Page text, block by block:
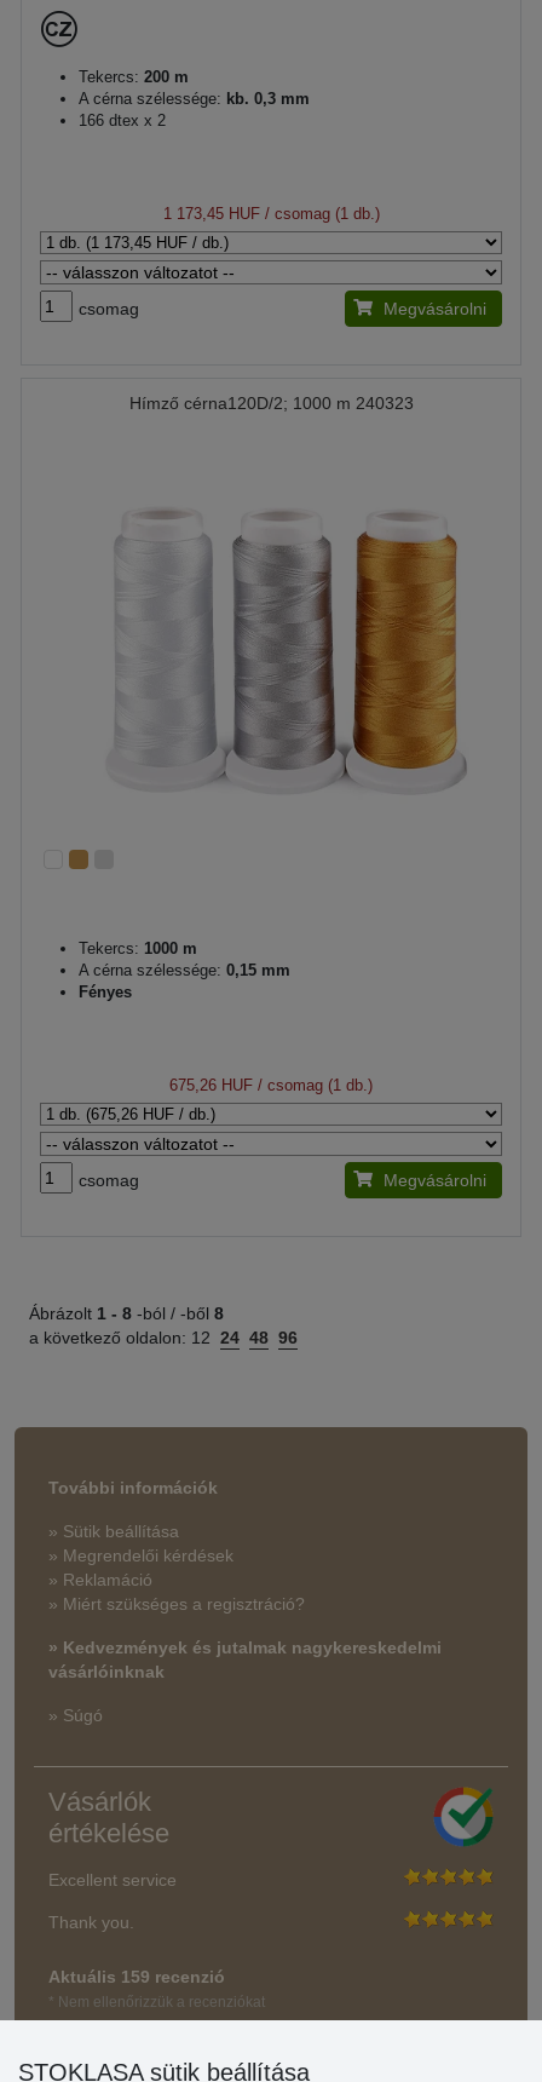
Tekercs: 200 m
A cérna szélessége: kb. 0,3 mm
166 dtex x 2
1 173,45 HUF/ csomag (1 db.)
csomag Megvásárolni
Hímző cérna120D/2; 1000 m 240323
Tekercs: 1000 m
A cérna szélessége: 0,15 mm
Fényes
675,26 HUF / csomag (1 db.)
csomag Megvásárolni
Ábrázolt 1 - 8 -ból / -ből 8
a következő oldalon: 12 24 48 96
További információk
» Sütik beállítása
» Megrendelői kérdések
» Reklamáció
» Miért szükséges a regisztráció?
» Kedvezmények és jutalmak nagykereskedelmi
vásárlóinknak
» Súgó
Vásárlók
értékelése
Excellent service
Thank you.
Aktuális 159 recenzió
* Nem ellenőrizzük a recenziókat
STOKLASA sütik beállítása